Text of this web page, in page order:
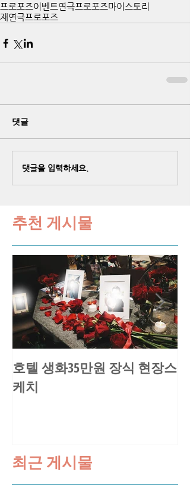
프로포즈이벤트연극프로포즈마이스토리
재연극프로포즈
댓글
댓글을 입력하세요.
추천 게시물
호텔 생화35만원 장식 현장스
케치
최근 게시물